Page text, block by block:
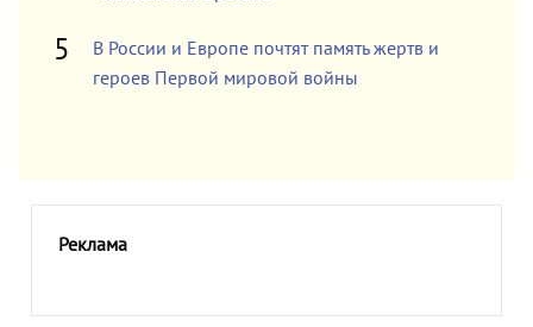
В России и Европе почтят память жертв и
героев Первой мировой войны
Реклама